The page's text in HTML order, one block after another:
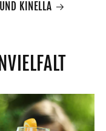
UND KINELLA